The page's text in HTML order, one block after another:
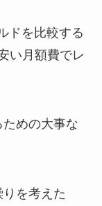
ドを比較する
い月額費でレ
めの大事な
を考えた